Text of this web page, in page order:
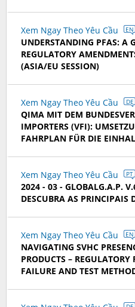
Xem Ngay Theo Yêu Cầu EN
UNDERSTANDING PFAS: A
REGULATORY
(ASIA/EU SESSION)
Xem Ngay Theo Yêu Cầu DE
QIMA MIT DEM
IMPORTERS (VFI):
FAHRPLAN FÜR DIE
Xem Ngay Theo Yêu Cầu PT
2024 - 03 - GLOBALG.A.P.
DESCUBRA AS PRINCIPAIS
Xem Ngay Theo Yêu Cầu EN
NAVIGATING SVHC
PRODUCTS –
FAILURE AND TEST